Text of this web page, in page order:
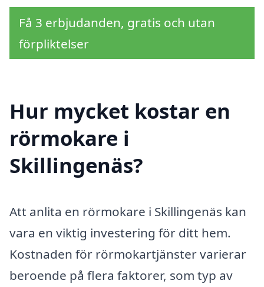
Få 3 erbjudanden, gratis och utan
förpliktelser
Hur mycket kostar en
rörmokare i
Skillingenäs?
Att anlita en rörmokare i Skillingenäs kan
vara en viktig investering för ditt hem.
Kostnaden för rörmokartjänster varierar
beroende på flera faktorer, som typ av